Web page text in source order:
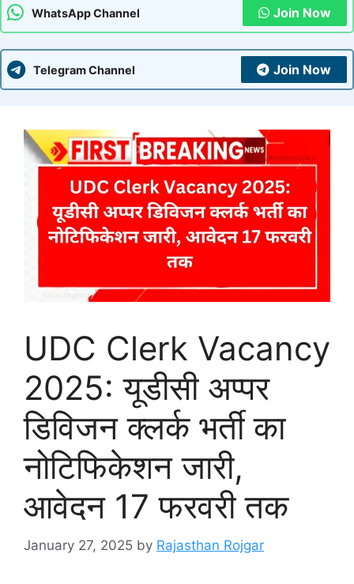
WhatsApp Channel Join Now
Telegram Channel Join Now
UDC Clerk Vacancy
2025: यूडीसी अप्पर
डिविजन क्लर्क भर्ती का
नोटिफिकेशन जारी,
आवेदन 17 फरवरी तक
January 27, 2025 by Rajasthan Rojgar